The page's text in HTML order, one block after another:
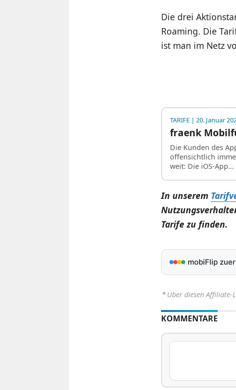
Die drei
Roaming. Die
ist man im Netz
TARIFE| 20. Januar
fraenk
Die Kunden des
offensichtlich
weit: Die iOS-App…
In unserem
Tarife zu finden.
mobiFlip
⋆ Über diesen Affiliate-
KOMMENTARE